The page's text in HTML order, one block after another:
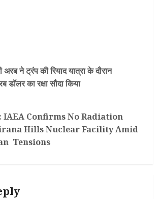
ने ट्रंप की रियाद यात्रा के दौरान
डॉलर का रक्षा सौदा किया
Confirms No Radiation
Hills Nuclear Facility Amid
Tensions